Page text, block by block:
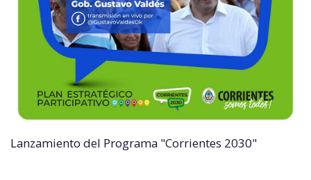
Lanzamiento del Programa "Corrientes 2030"